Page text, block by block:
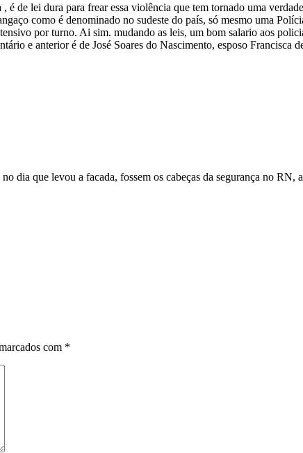
de lei dura para frear essa violência que tem tornado uma
como é denominado no sudeste do país, só mesmo uma
por turno. Ai sim. mudando as leis, um bom salario aos
e anterior é de José Soares do Nascimento, esposo Francisca
dia que levou a facada, fossem os cabeças da segurança no RN,
com *